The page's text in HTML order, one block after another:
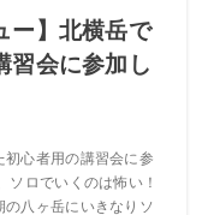
ー】北横岳で
習会に参加し
初心者用の講習会に参
ソロでいくのは怖い！
八ヶ岳にいきなりソ